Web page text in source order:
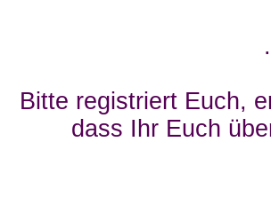
Bitte registriert Euch,
dass Ihr Euch